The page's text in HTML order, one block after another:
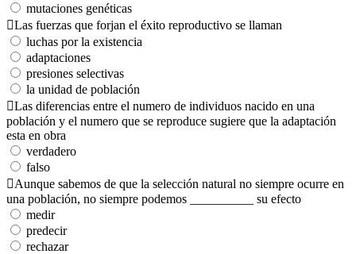
mutaciones genéticas
Las fuerzas que forjan el éxito reproductivo se llaman
luchas por la existencia
adaptaciones
presiones selectivas
la unidad de población
Las diferencias entre el numero de individuos nacido en una
población y el numero que se reproduce sugiere que la adaptación
esta en obra
verdadero
falso
Aunque sabemos de que la selección natural no siempre ocurre en
una población, no siempre podemos __________ su efecto
medir
predecir
rechazar